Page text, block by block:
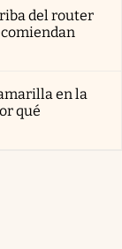
del router
en la
qué